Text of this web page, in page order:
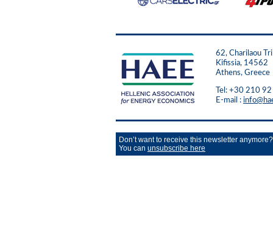
62, Charilaou
Kifissia, 14562
Athens, Greece
Tel: +30 210
E-mail :
Don’t want to receive this newsletter anymore?
You can unsubscribe here